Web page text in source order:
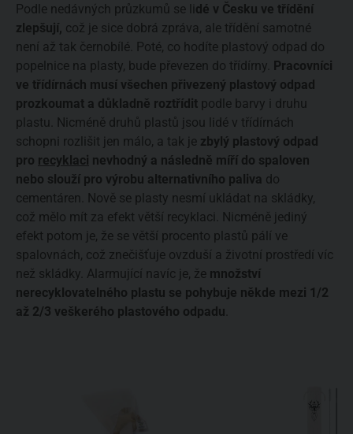
Podle nedávných průzkumů se li dé v Česku ve třídění
zlepšují, což je sice dobrá zpráva, ale třídění samotné
není až tak černobílé. Poté, co hodíte plastový odpad do
popelnice na plasty, bude převezen do třídírny. Pracovníci
ve třídírnách musí všechen přivezený plastový odpad
prozkoumat a důkladně roztřídit podle barvy i druhu
plastu. Nicméně druhů plastů jsou lidé v třídírnách
schopni rozlišit jen málo, a tak je zbylý plastový odpad
pro recyklaci nevhodný a následně míří do spaloven
nebo slouží pro výrobu alternativního paliva do
cementáren. Nově se plasty nesmí ukládat na skládky,
což mělo mít za efekt větší recyklaci. Nicméně jediný
efekt potom je, že se větší procento plastů pálí ve
spalovnách, což znečišťuje ovzduší a životní prostředí víc
než skládky. Alarmující navíc je, že množství
nerecyklovatelného plastu se pohybuje někde mezi 1/2
až 2/3 veškerého plastového odpadu